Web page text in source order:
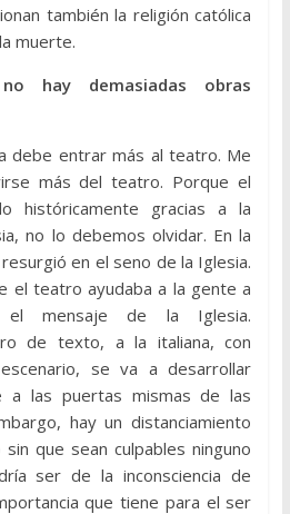
también la religión católica
muerte.
hay demasiadas obras
debe entrar más al teatro. Me
más del teatro. Porque el
históricamente gracias a la
no lo debemos olvidar. En la
en el seno de la Iglesia.
el teatro ayudaba a la gente a
el mensaje de la Iglesia.
de texto, a la italiana, con
se va a desarrollar
a las puertas mismas de las
hay un distanciamiento
que sean culpables ninguno
ser de la inconsciencia de
que tiene para el ser